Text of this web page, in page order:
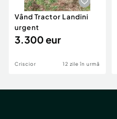
Vând Tractor Landini
urgent
3.300 eur
Criscior 12 zile în urmă